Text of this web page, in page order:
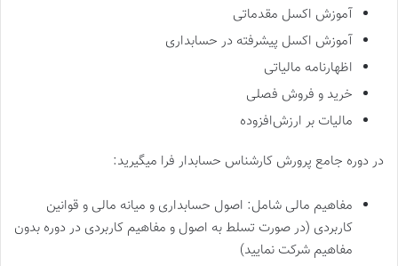
آموزش اکسل مقدماتی
آموزش اکسل پیشرفته در حسابداری
اظهارنامه مالیاتی
خرید و فروش فصلی
مالیات بر ارزش‌افزوده
در دوره جامع پرورش کارشناس حسابدار فرا میگیرید:
مفاهیم مالی شامل: اصول حسابداری و میانه مالی و قوانین
کاربردی (در صورت تسلط به اصول و مفاهیم کاربردی در دوره بدون
مفاهیم شرکت نمایید)